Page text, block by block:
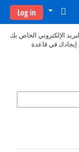
Log in
الإلكتروني الخاص بك
في قاعدة